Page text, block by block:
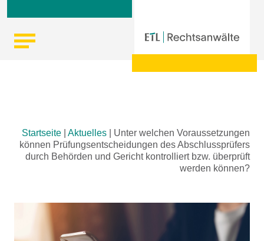
content
Startseite Aktuelles
Unter welchen Voraussetzungen
können Prüfungsentscheidungen des Abschlussprüfers
durch Behörden und Gericht kontrolliert bzw. überprüft
werden können?